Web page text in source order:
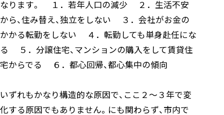
なります。 １．若年人口の減少 ２．生活不安
から、住み替え、独立をしない ３．会社がお金の
かかる転勤をしない ４．転勤しても単身赴任にな
る ５．分譲住宅、マンションの購入をして賃貸住
宅からでる ６．都心回帰、都心集中の傾向
いずれもかなり構造的な原因で、ここ２～３年で変
化する原因でもありません。にも関わらず、市内で